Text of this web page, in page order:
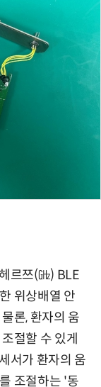
르쯔(㎓) BLE
위상배열 안
론, 환자의 움
절할 수 있게
서가 환자의 움
조절하는 '동